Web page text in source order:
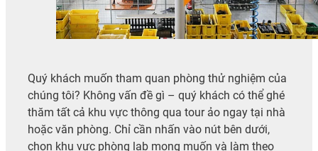
Quý khách muốn tham quan phòng thử nghiệm của
chúng tôi? Không vấn đề gì – quý khách có thể ghé
thăm tất cả khu vực thông qua tour ảo ngay tại nhà
hoặc văn phòng. Chỉ cần nhấn vào nút bên dưới,
chọn khu vực phòng lab mong muốn và làm theo